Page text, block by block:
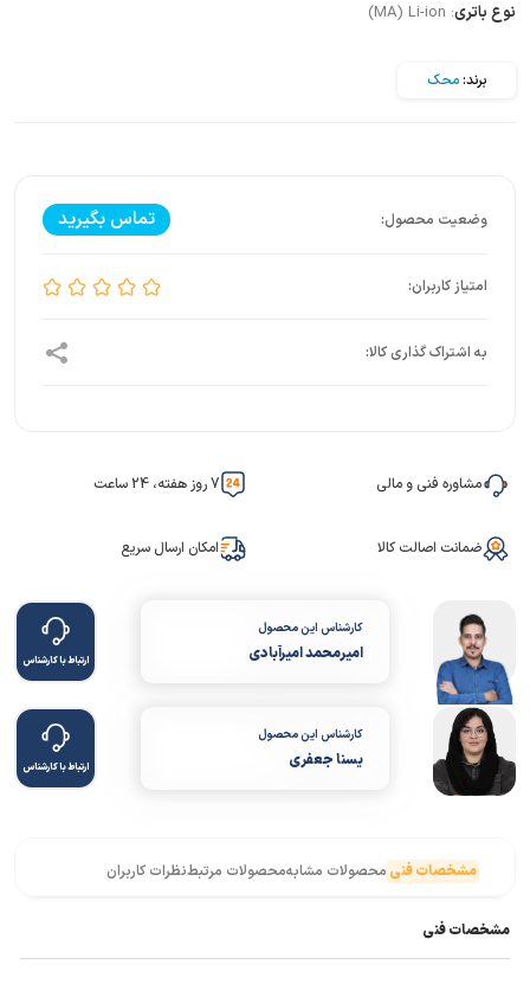
نوع باتری: MA) Li-ion)
برند:محک
تماس بگیرید
مشاوره فنی و مالی 7 روز هفته، 24 ساعت
ضمانت اصالت کالا امکان ارسال سریع
کارشناس این محصول
امیرمحمد امیرآبادی ارتباط با کارشناس
کارشناس این محصول
یسنا جعفری ارتباط با کارشناس
مشخصات فنی محصولات مشابهمحصولات مرتبطنظرات کاربران
مشخصات فنی